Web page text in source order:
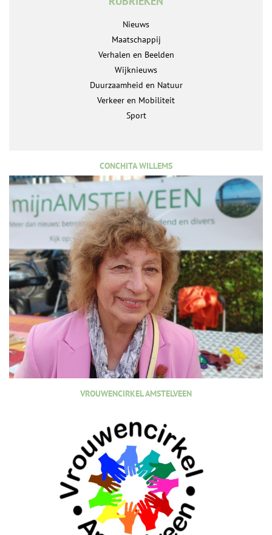
Nieuws
Maatschappij
Verhalen en Beelden
Wijknieuws
Duurzaamheid en Natuur
Verkeer en Mobiliteit
Sport
CONCHITA WILLEMS
VROUWENCIRKEL AMSTELVEEN